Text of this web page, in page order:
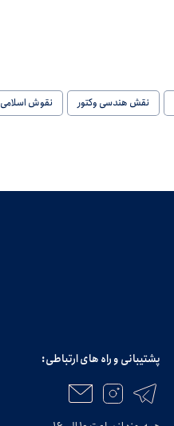
نقش هندسی وکتور
نقوش اسلامی
پشتیبانی و راه های ارتباطی: